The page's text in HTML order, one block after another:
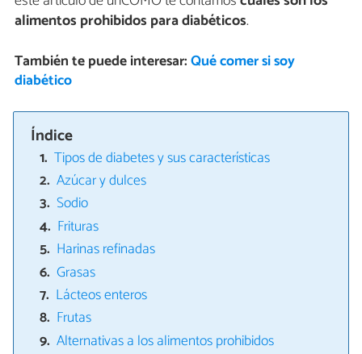
alimentos prohibidos para diabéticos.
También te puede interesar:Qué comer si soy
diabético
Índice
Tipos de diabetes y sus características
Azúcar y dulces
Sodio
Frituras
Harinas refinadas
Grasas
Lácteos enteros
Frutas
Alternativas a los alimentos prohibidos